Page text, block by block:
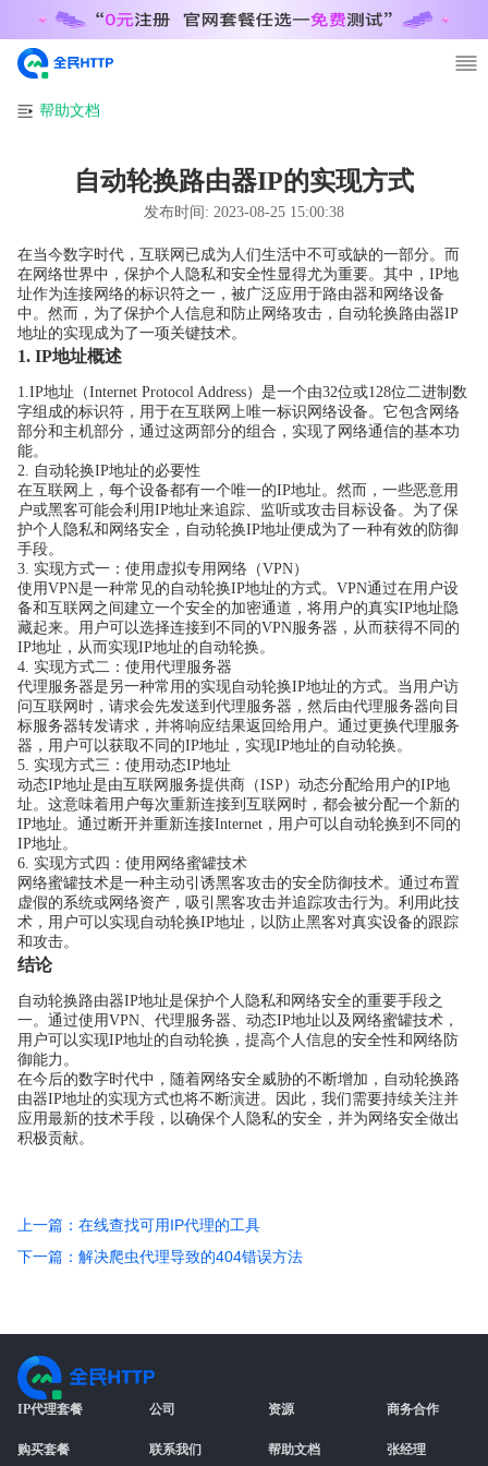
帮助文档
自动轮换路由器IP的实现方式
发布时间: 2023-08-25 15:00:38
在当今数字时代，互联网已成为人们生活中不可或缺的一部分。而
在网络世界中，保护个人隐私和安全性显得尤为重要。其中，IP地
址作为连接网络的标识符之一，被广泛应用于路由器和网络设备
中。然而，为了保护个人信息和防止网络攻击，自动轮换路由器IP
地址的实现成为了一项关键技术。
1. IP地址概述
1.IP地址（Internet Protocol Address）是一个由32位或128位二进制数
字组成的标识符，用于在互联网上唯一标识网络设备。它包含网络
部分和主机部分，通过这两部分的组合，实现了网络通信的基本功
能。
2. 自动轮换IP地址的必要性
在互联网上，每个设备都有一个唯一的IP地址。然而，一些恶意用
户或黑客可能会利用IP地址来追踪、监听或攻击目标设备。为了保
护个人隐私和网络安全，自动轮换IP地址便成为了一种有效的防御
手段。
3. 实现方式一：使用虚拟专用网络（VPN）
使用VPN是一种常见的自动轮换IP地址的方式。VPN通过在用户设
备和互联网之间建立一个安全的加密通道，将用户的真实IP地址隐
藏起来。用户可以选择连接到不同的VPN服务器，从而获得不同的
IP地址，从而实现IP地址的自动轮换。
4. 实现方式二：使用代理服务器
代理服务器是另一种常用的实现自动轮换IP地址的方式。当用户访
问互联网时，请求会先发送到代理服务器，然后由代理服务器向目
标服务器转发请求，并将响应结果返回给用户。通过更换代理服务
器，用户可以获取不同的IP地址，实现IP地址的自动轮换。
5. 实现方式三：使用动态IP地址
动态IP地址是由互联网服务提供商（ISP）动态分配给用户的IP地
址。这意味着用户每次重新连接到互联网时，都会被分配一个新的
IP地址。通过断开并重新连接Internet，用户可以自动轮换到不同的
IP地址。
6. 实现方式四：使用网络蜜罐技术
网络蜜罐技术是一种主动引诱黑客攻击的安全防御技术。通过布置
虚假的系统或网络资产，吸引黑客攻击并追踪攻击行为。利用此技
术，用户可以实现自动轮换IP地址，以防止黑客对真实设备的跟踪
和攻击。
结论
自动轮换路由器IP地址是保护个人隐私和网络安全的重要手段之
一。通过使用VPN、代理服务器、动态IP地址以及网络蜜罐技术，
用户可以实现IP地址的自动轮换，提高个人信息的安全性和网络防
御能力。
在今后的数字时代中，随着网络安全威胁的不断增加，自动轮换路
由器IP地址的实现方式也将不断演进。因此，我们需要持续关注并
应用最新的技术手段，以确保个人隐私的安全，并为网络安全做出
积极贡献。
上一篇：在线查找可用IP代理的工具
下一篇：解决爬虫代理导致的404错误方法
IP代理套餐
购买套餐
公司
联系我们
资源
帮助文档
商务合作
张经理